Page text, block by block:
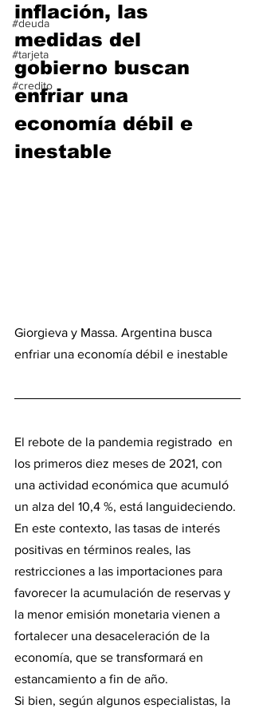
#deuda
#tarjeta
#credito
inflación, las
medidas del
gobierno buscan
enfriar una
economía débil e
inestable
Giorgieva y Massa. Argentina busca
enfriar una economía débil e inestable
El rebote de la pandemia registrado  en
los primeros diez meses de 2021, con
una actividad económica que acumuló
un alza del 10,4 %, está languideciendo.
En este contexto, las tasas de interés
positivas en términos reales, las
restricciones a las importaciones para
favorecer la acumulación de reservas y
la menor emisión monetaria vienen a
fortalecer una desaceleración de la
economía, que se transformará en
estancamiento a fin de año.
Si bien, según algunos especialistas, la